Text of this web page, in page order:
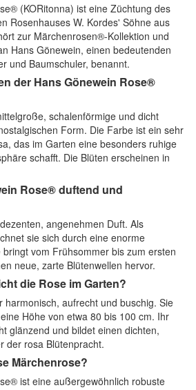
(KORitonna) ist eine Züchtung des
Rosenhauses W. Kordes' Söhne aus
zur Märchenrosen®-Kollektion und
Hans Gönewein, einen bedeutenden
und Baumschuler, benannt.
der Hans Gönewein Rose®
schalenförmige und dicht
Form. Die Farbe ist ein sehr
das im Garten eine besonders ruhige
schafft. Die Blüten erscheinen in
Rose® duftend und
angenehmen Duft. Als
sie sich durch eine enorme
vom Frühsommer bis zum ersten
neue, zarte Blütenwellen hervor.
die Rose im Garten?
harmonisch, aufrecht und buschig. Sie
Höhe von etwa 80 bis 100 cm. Ihr
glänzend und bildet einen dichten,
der rosa Blütenpracht.
Märchenrose?
ist eine außergewöhnlich robuste